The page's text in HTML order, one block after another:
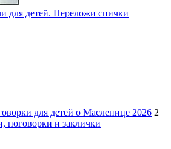
для детей. Переложи спички
для детей о Масленице 2026 2
поговорки и заклички